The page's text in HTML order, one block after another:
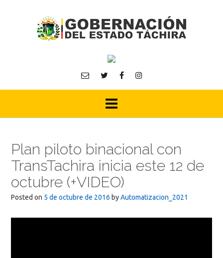
Plan piloto binacional con
TransTachira inicia este 12 de
octubre (+VIDEO)
Posted on 5 de octubre de 2016 byAutomatizacion_2021